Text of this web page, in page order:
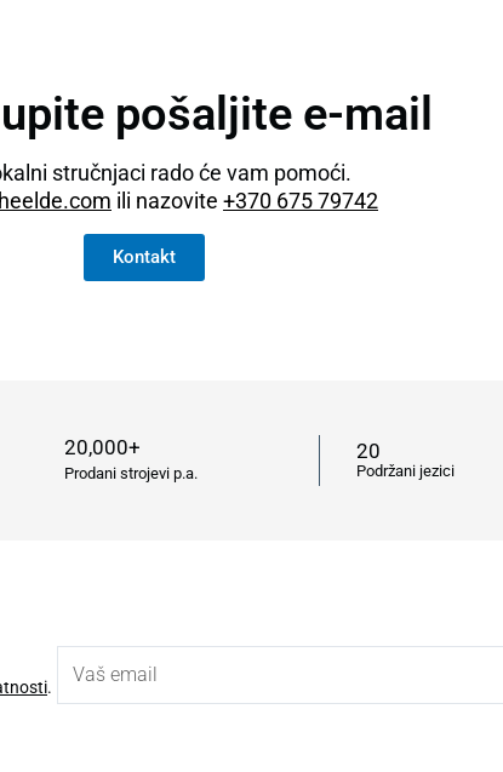
pošaljite e-mail
stručnjaci rado će vam pomoći.
ili nazovite +370 675 79742
Kontakt
20,000+
Prodani strojevi p.a.
20
Podržani jezici
.